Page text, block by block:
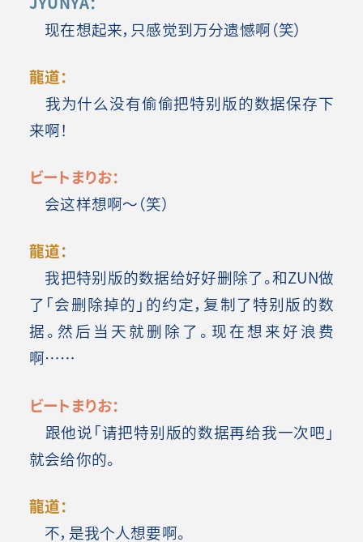
现在想起来，只感觉到万分遗憾啊（笑）
龍道：
我为什么没有偷偷把特别版的数据保存下
来啊！
ビートまりお：
会这样想啊～（笑）
龍道：
我把特别版的数据给好好删除了。和ZUN做
了「会删除掉的」的约定，复制了特别版的数
据。然后当天就删除了。现在想来好浪费
啊……
ビートまりお：
跟他说「请把特别版的数据再给我一次吧」
就会给你的。
龍道：
不，是我个人想要啊。